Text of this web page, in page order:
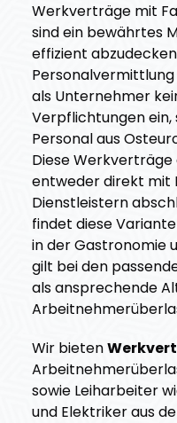
Werkverträge mit
sind ein bewährtes
effizient
als Unternehmer
Verpflichtungen
Personal aus
Diese Werkverträge
entweder direkt mit
Dienstleistern
findet diese
in der Gastronomie
gilt bei den
als ansprechende
Wir bieten
sowie Leiharbeiter
und Elektriker aus